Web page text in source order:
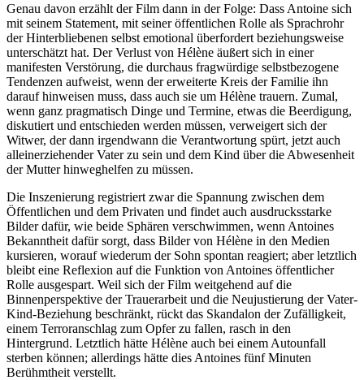
Genau davon erzählt der Film dann in der Folge: Dass Antoine sich
mit seinem Statement, mit seiner öffentlichen Rolle als Sprachrohr
der Hinterbliebenen selbst emotional überfordert beziehungsweise
unterschätzt hat. Der Verlust von Hélène äußert sich in einer
manifesten Verstörung, die durchaus fragwürdige selbstbezogene
Tendenzen aufweist, wenn der erweiterte Kreis der Familie ihn
darauf hinweisen muss, dass auch sie um Hélène trauern. Zumal,
wenn ganz pragmatisch Dinge und Termine, etwas die Beerdigung,
diskutiert und entschieden werden müssen, verweigert sich der
Witwer, der dann irgendwann die Verantwortung spürt, jetzt auch
alleinerziehender Vater zu sein und dem Kind über die Abwesenheit
der Mutter hinweghelfen zu müssen.
Die Inszenierung registriert zwar die Spannung zwischen dem
Öffentlichen und dem Privaten und findet auch ausdrucksstarke
Bilder dafür, wie beide Sphären verschwimmen, wenn Antoines
Bekanntheit dafür sorgt, dass Bilder von Hélène in den Medien
kursieren, worauf wiederum der Sohn spontan reagiert; aber letztlich
bleibt eine Reflexion auf die Funktion von Antoines öffentlicher
Rolle ausgespart. Weil sich der Film weitgehend auf die
Binnenperspektive der Trauerarbeit und die Neujustierung der Vater-
Kind-Beziehung beschränkt, rückt das Skandalon der Zufälligkeit,
einem Terroranschlag zum Opfer zu fallen, rasch in den
Hintergrund. Letztlich hätte Hélène auch bei einem Autounfall
sterben können; allerdings hätte dies Antoines fünf Minuten
Berühmtheit verstellt.